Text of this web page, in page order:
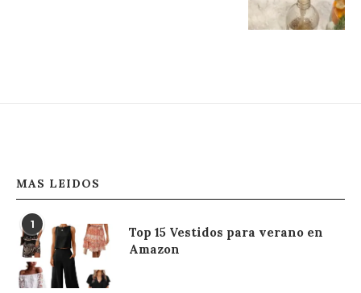
MAS LEIDOS
1
Top 15 Vestidos para verano en
Amazon